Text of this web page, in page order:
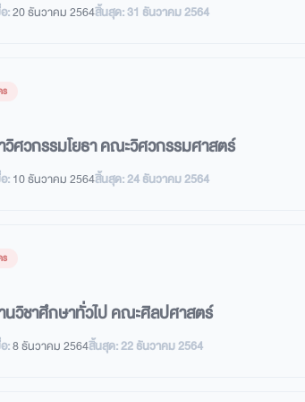
:20 ธันวาคม 2564สิ้นสุด:31 ธันวาคม 2564
วิศวกรรมโยธา คณะวิศวกรรมศาสตร์
:10 ธันวาคม 2564สิ้นสุด:24 ธันวาคม 2564
นวิชาศึกษาทั่วไป คณะศิลปศาสตร์
:8 ธันวาคม 2564สิ้นสุด:22 ธันวาคม 2564